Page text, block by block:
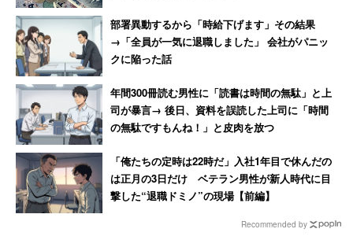
をつかない」「正直である」ということに尽きるのではな
いでしょうか。社会の入り口である就職の際に、学生が最
初に出会うものが企業の「嘘」や「建前」ではない世の中
であればと思います。
部署異動するから「時給下げます」その結果
→「全員が一気に退職しました」 会社がパニッ
クに陥った話
年間300冊読む男性に「読書は時間の無駄」と上
司が暴言→ 後日、資料を誤読した上司に「時間
の無駄ですもんね！」と皮肉を放つ
「俺たちの定時は22時だ」入社1年目で休んだの
は正月の3日だけ ベテラン男性が新人時代に目
撃した“退職ドミノ”の現場【前編】
Recommended by